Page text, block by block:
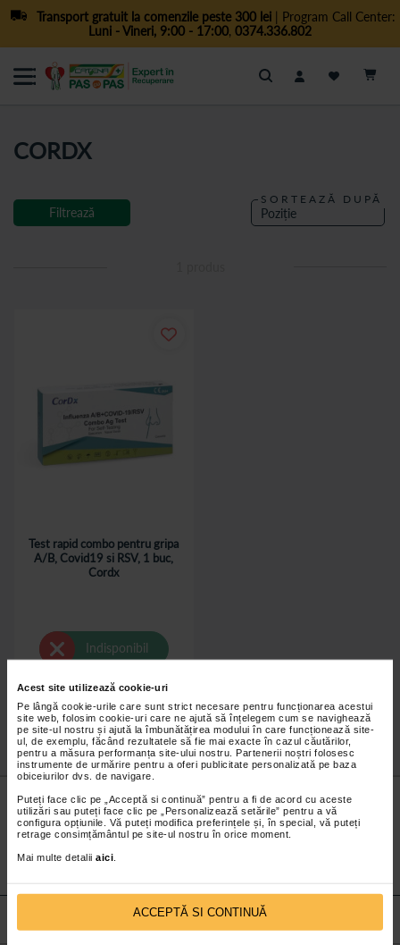
Acest site utilizează cookie-uri
Pe lângă cookie-urile care sunt strict necesare pentru funcționarea acestui
site web, folosim cookie-uri care ne ajută să înțelegem cum se navighează
pe site-ul nostru și ajută la îmbunătățirea modului în care funcționează site-
ul, de exemplu, făcând rezultatele să fie mai exacte în cazul căutărilor,
pentru a măsura performanța site-ului nostru. Partenerii noștri folosesc
instrumente de urmărire pentru a oferi publicitate personalizată pe baza
obiceiurilor dvs. de navigare.
Puteți face clic pe „Acceptă si continuă” pentru a fi de acord cu aceste
utilizări sau puteți face clic pe „Personalizează setările” pentru a vă
configura opțiunile. Vă puteți modifica preferințele și, în special, vă puteți
retrage consimțământul pe site-ul nostru în orice moment.
Mai multe detalii aici
ACCEPTĂ SI CONTINUĂ
Transport gratuit la comenzile peste 300 lei| Program Call Center:
Luni - Vineri, 9:00 - 17:00, 0374.336.802
Cautare
CORDX
SORTEAZĂ DUPĂ
Test rapid combo pentru gripa
A/B, Covid19 si RSV, 1 buc,
Cordx
Indisponibil
Filtrează
Nu lăsa niciunpreț micneobservat.
Abonează-tela newsletter-ul nostru!